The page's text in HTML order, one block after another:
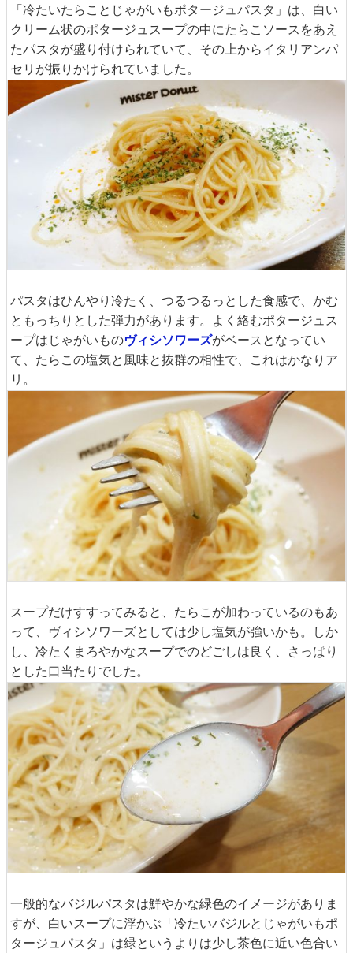
「冷たいたらことじゃがいもポタージュパスタ」は、白い
クリーム状のポタージュスープの中にたらこソースをあえ
たパスタが盛り付けられていて、その上からイタリアンパ
セリが振りかけられていました。
パスタはひんやり冷たく、つるつるっとした食感で、かむ
ともっちりとした弾力があります。よく絡むポタージュス
ープはじゃがいものヴィシソワーズがベースとなってい
て、たらこの塩気と風味と抜群の相性で、これはかなりア
リ。
スープだけすすってみると、たらこが加わっているのもあ
って、ヴィシソワーズとしては少し塩気が強いかも。しか
し、冷たくまろやかなスープでのどごしは良く、さっぱり
とした口当たりでした。
一般的なバジルパスタは鮮やかな緑色のイメージがありま
すが、白いスープに浮かぶ「冷たいバジルとじゃがいもポ
タージュパスタ」は緑というよりは少し茶色に近い色合い